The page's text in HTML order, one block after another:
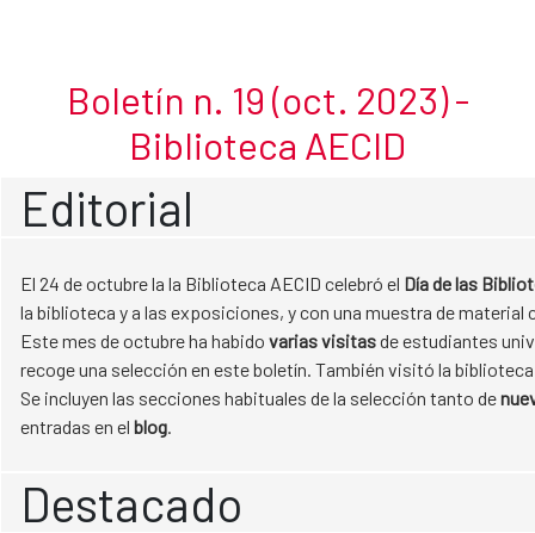
Boletín n. 19 (oct. 2023) -
Biblioteca AECID
Editorial
El 24 de octubre la la Biblioteca AECID celebró el Día de las
la biblioteca y a las exposiciones, y con una muestra de
Este mes de octubre ha habido varias visitasde estudiantes
recoge una selección en este boletín. También visitó la
Se incluyen las secciones habituales de la selección tanto de
entradas en el blog.
Destacado